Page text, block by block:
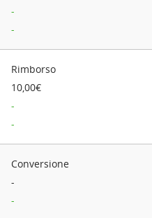
-
-
Rimborso
10,00€
-
-
Conversione
-
-